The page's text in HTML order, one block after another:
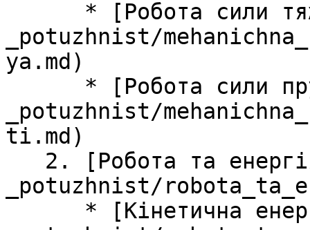
_potuzhnist/
ya.md)
_potuzhnist/
ti.md)
_potuzhnist/